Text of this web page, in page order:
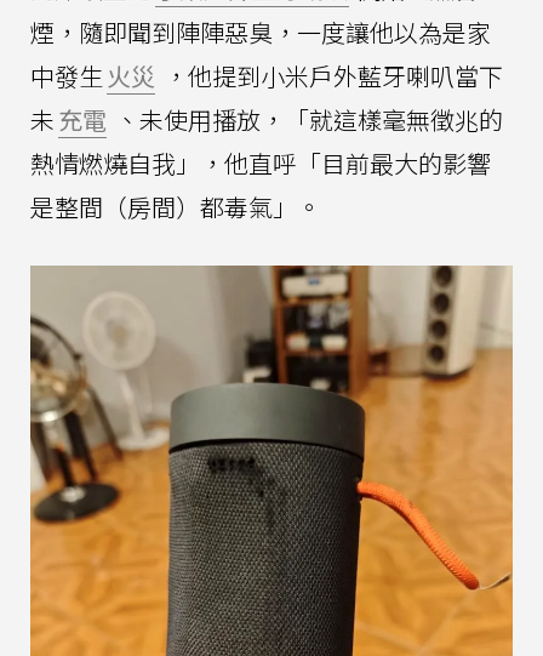
煙，隨即聞到陣陣惡臭，一度讓他以為是家
中發生 火災 ，他提到小米戶外藍牙喇叭當下
未充電 、未使用播放，「就這樣毫無徵兆的
熱情燃燒自我」，他直呼「目前最大的影響
是整間（房間）都毒氣」。